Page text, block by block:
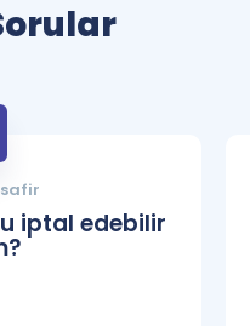
iptal edebilir